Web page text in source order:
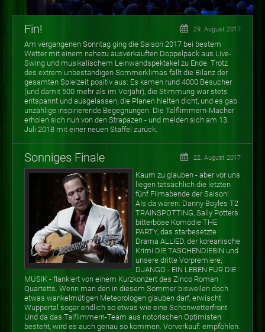
Fin! 29. August 2017
Am vergangenen Sonntag ging die Saison 2017 bei bestem
Wetter mit einem nahezu ausverkauften Doppelpack aus Live-
Swing und musikalischem Leinwandspektakel zu Ende. Trotz
des extrem unbeständigen Sommerklimas fällt die Bilanz der
gesamten Spielzeit positiv aus: Es kamen rund 4000 Besucher
(und damit 500 mehr als im Vorjahr), die Stimmung war stets
entspannt und ausgelassen, die Planen hielten dicht, und es gab
unzählige inspirierende Begegnungen. Die Talflimmern-Macher
erholen sich nun von den Strapazen - und melden sich am 13.
Juli 2018 mit einer neuen Staffel zurück.
Sonniges Finale 22. August 2017
Kaum zu glauben - aber vor uns
liegen tatsächlich die letzten
fünf Filmabende der Saison!
Als da wären: Danny Boyles T2
TRAINSPOTTING, Sally Potters
bitterböse Komödie THE
PARTY, das starbesetzte
Drama ALLIED, der koreanische
Krimi DIE TASCHENDIEBIN und
unsere dritte Vorpremiere,
DJANGO - EIN LEBEN FÜR DIE
MUSIK - flankiert von einem Kurzkonzert des Zinco Roman
Quartetts. Wenn man den in diesem Sommer bisweilen doch
etwas wankelmütigen Meteorologen glauben darf, erwischt
Wuppertal sogar endlich so etwas wie eine Schönwetterfront.
Und da das Talflimmern-Team aus notorischen Optimisten
besteht, wird es auch genau so kommen. Vorverkauf: empfohlen.